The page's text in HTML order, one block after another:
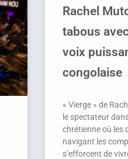
Rachel
tabous
voix
congolaise
« Vierge » de
le spectateur
chrétienne où les
navigant les
s’efforcent de